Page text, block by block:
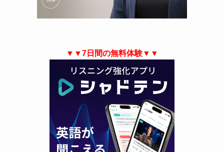
▼▼7日間の無料体験▼▼